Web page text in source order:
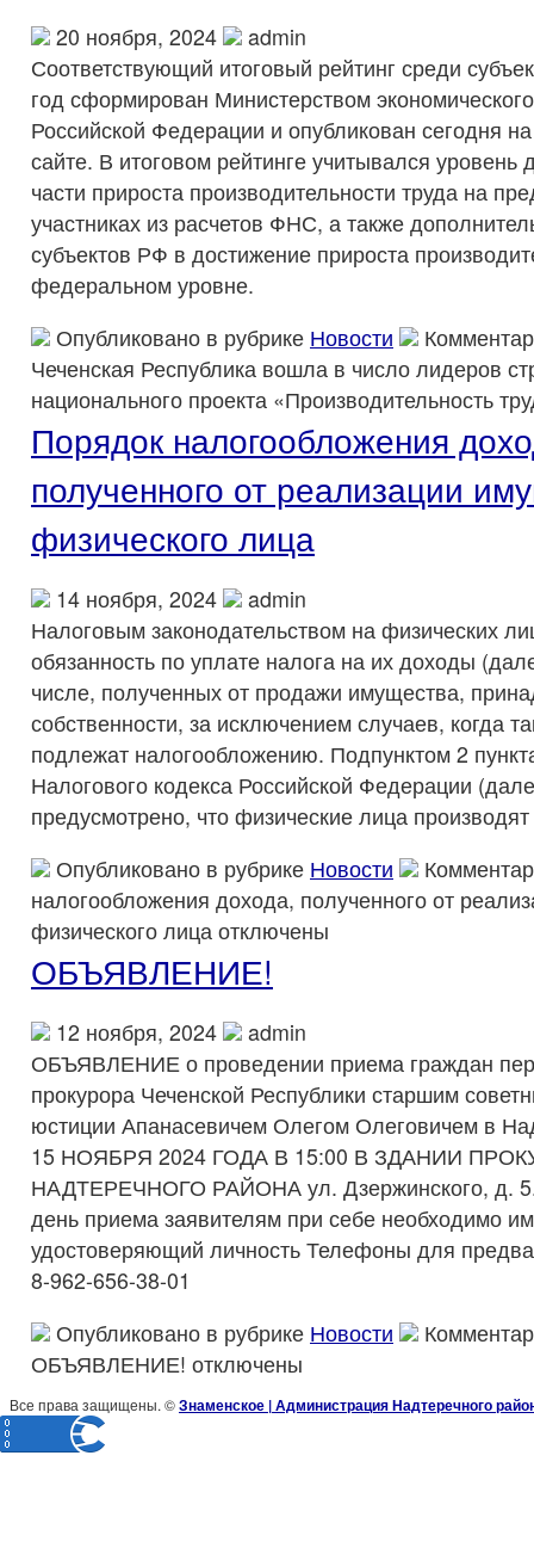
20 ноября, 2024
admin
Соответствующий итоговый рейтинг среди
год сформирован Министерством
Российской Федерации и опубликован сегодня
сайте. В итоговом рейтинге учитывался уровень
части прироста производительности труда на
участниках из расчетов ФНС, а также
субъектов РФ в достижение прироста
федеральном уровне.
Опубликовано в рубрике Новости
Чеченская Республика вошла в число лидеров
национального проекта «Производительность
Порядок налогообложения
полученного от реализации
физического лица
14 ноября, 2024
admin
Налоговым законодательством на физических
обязанность по уплате налога на их доходы
числе, полученных от продажи имущества,
собственности, за исключением случаев, когда
подлежат налогообложению. Подпунктом 2
Налогового кодекса Российской Федерации
предусмотрено, что физические лица
Опубликовано в рубрике Новости
налогообложения дохода, полученного от
физического лица отключены
ОБЪЯВЛЕНИЕ!
12 ноября, 2024
admin
ОБЪЯВЛЕНИЕ о проведении приема граждан
прокурора Чеченской Республики старшим
юстиции Апанасевичем Олегом Олеговичем в
15 НОЯБРЯ 2024 ГОДА В 15:00 В ЗДАНИИ
НАДТЕРЕЧНОГО РАЙОНА ул. Дзержинского, д.
день приема заявителям при себе необходимо
удостоверяющий личность Телефоны для
8-962-656-38-01
Опубликовано в рубрике Новости
ОБЪЯВЛЕНИЕ! отключены
Все права защищены. ©Знаменское | Администрация Надтеречного